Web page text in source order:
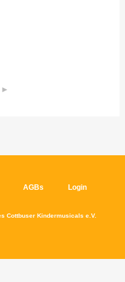
►
AGBs Login
Cottbuser Kindermusicals e.V.